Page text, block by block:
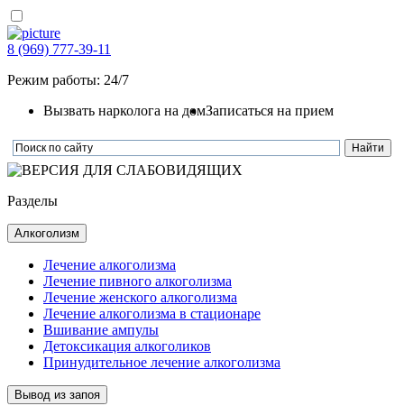
8 (969) 777-39-11
Режим работы: 24/7
Вызвать нарколога на домЗаписаться на прием
Разделы
Алкоголизм
Лечение алкоголизма
Лечение пивного алкоголизма
Лечение женского алкоголизма
Лечение алкоголизма в стационаре
Вшивание ампулы
Детоксикация алкоголиков
Принудительное лечение алкоголизма
Вывод из запоя